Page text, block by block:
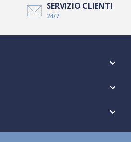
SERVIZIO CLIENTI
24/7


